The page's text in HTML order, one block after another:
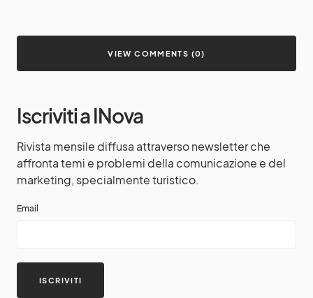
VIEW COMMENTS (0)
Iscriviti a INova
Rivista mensile diffusa attraverso newsletter che
affronta temi e problemi della comunicazione e del
marketing, specialmente turistico.
Email